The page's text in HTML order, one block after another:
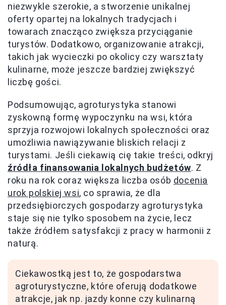
niezwykle szerokie, a stworzenie unikalnej
oferty opartej na lokalnych tradycjach i
towarach znacząco zwiększa przyciąganie
turystów. Dodatkowo, organizowanie atrakcji,
takich jak wycieczki po okolicy czy warsztaty
kulinarne, może jeszcze bardziej zwiększyć
liczbę gości.
Podsumowując, agroturystyka stanowi
zyskowną formę wypoczynku na wsi, która
sprzyja rozwojowi lokalnych społeczności oraz
umożliwia nawiązywanie bliskich relacji z
turystami. Jeśli ciekawią cię takie treści, odkryj
źródła finansowania lokalnych budżetów. Z
roku na rok coraz większa liczba osób docenia
urok polskiej wsi, co sprawia, że dla
przedsiębiorczych gospodarzy agroturystyka
staje się nie tylko sposobem na życie, lecz
także źródłem satysfakcji z pracy w harmonii z
naturą.
Ciekawostką jest to, że gospodarstwa
agroturystyczne, które oferują dodatkowe
atrakcje, jak np. jazdy konne czy kulinarną